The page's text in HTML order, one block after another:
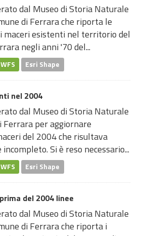
dal Museo di Storia Naturale
di Ferrara che riporta le
maceri esistenti nel territorio del
negli anni '70 del...
WFS Esri Shape
nel 2004
dal Museo di Storia Naturale
Ferrara per aggiornare
del 2004 che risultava
Si è reso necessario...
WFS Esri Shape
del 2004 linee
dal Museo di Storia Naturale
di Ferrara che riporta i